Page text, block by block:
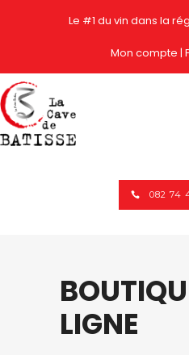
Le #1 du vin dans la
Mon compte
082 74
LIGNE